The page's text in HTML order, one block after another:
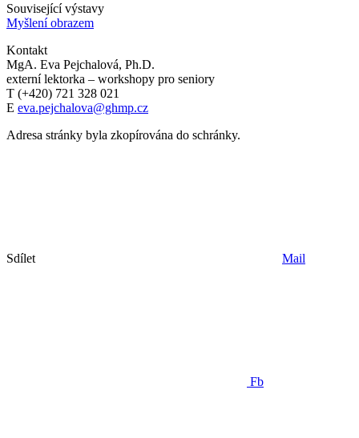
Související výstavy
Myšlení obrazem
Kontakt
MgA. Eva Pejchalová, Ph.D.
externí lektorka – workshopy pro seniory
T (+420) 721 328 021
E eva.pejchalova@ghmp.cz
Adresa stránky byla zkopírována do schránky.
Sdílet Mail
Fb